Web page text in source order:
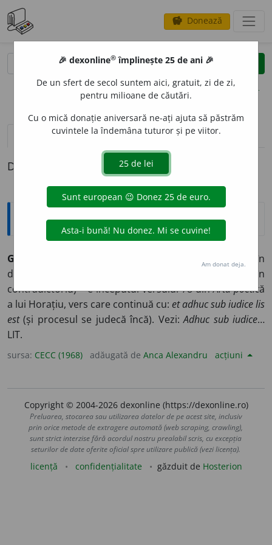
savings Donează
clear
opțiuni
definiții (1)
Definiția cu ID-ul 1328297:
Expresii și citate
Grammatici certant
(lat. „Gramaticii se ceartă”, sînt în
dispută; sau, mai general, învățații discută în
contradictoriu) – e începutul versului 78 dinArta poetică
a lui Horațiu, vers care continuă cu: et adhuc sub iudice lis
est(și procesul se judecă încă). Vezi:Adhuc sub iudice…
LIT.
sursa: CECC (1968) adăugată de Anca Alexandru acțiuni
Copyright © 2004-2026 dexonline (https://dexonline.ro)
Preluarea, stocarea sau utilizarea datelor de pe acest site, inclusiv
prin orice metode de extragere automată (web scraping, crawling),
sunt strict interzise fără acordul nostru prealabil scris, cu excepția
seturilor de date oferite oficial spre utilizare publică (vezi licența).
licență confidențialitate găzduit de Hosterion
🎉 dexonline® împlinește 25 de ani 🎉
De un sfert de secol suntem aici, gratuit, zi de zi,
pentru milioane de căutări.
Cu o mică donație aniversară ne-ați ajuta să păstrăm
cuvintele la îndemâna tuturor și pe viitor.
Am donat deja.